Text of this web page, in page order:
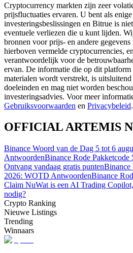
Gids
Futures-startgids
Handelsstrategieën
Leer hoe u winstgevend kunt
Cryptocurrency markten zijn zeer
prijsfluctuaties ervaren. U bent als
investeringsbeslissingen en Bitrue is
eventuele verliezen die u kunt lijden.
bronnen voor prijs- en andere
hierboven vermelde cryptocurrencies,
verantwoordelijk voor de
ervan. De informatie die op dit platform
materialen wordt verstrekt, is
doeleinden en mag niet worden
investeringsadvies. Voor meer
Gebruiksvoorwaarden en Privacybeleid.
OFFICIAL ARTEMIS
Binance Woord van de Dag 5 tot 6
AntwoordenBinance Rode Pakketcode
Ontvang vandaag gratis puntenBinance
2026: WOTD AntwoordenBinance
Claim NuWat is een AI Trading
nodig?
Crypto Ranking
Nieuwe Listings
Trending
Winnaars